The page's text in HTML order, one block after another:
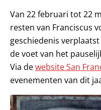
Van 22 februari tot 22
resten van Franciscus
geschiedenis
de voet van het
Via dewebsite San
evenementen van dit